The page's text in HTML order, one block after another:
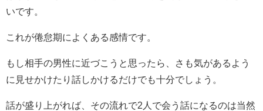
いです。
これが倦怠期によくある感情です。
もし相手の男性に近づこうと思ったら、さも気があるよう
に見せかけたり話しかけるだけでも十分でしょう。
話が盛り上がれば、その流れで2 人で会う話になるのは当然